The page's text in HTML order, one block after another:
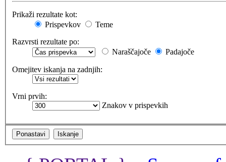
Prikaži rezultate kot:
Prispevkov
Teme
Razvrsti rezultate po:
Naraščajoče
Padajoče
Omejitev iskanja na zadnjih:
Vrni prvih:
Znakov v prispevkih